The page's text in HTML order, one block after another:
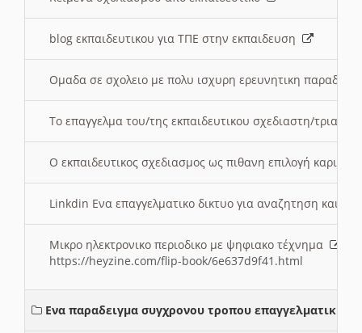
blog εκπαιδευτικου για ΤΠΕ στην εκπαιδευση
Ομαδα σε σχολειο με πολυ ισχυρη ερευνητικη
Το επαγγελμα του/της εκπαιδευτικου σχεδιαστη/τριας
Ο εκπαιδευτικος σχεδιασμος ως πιθανη επιλογή
Linkdin Ενα επαγγελματικο δικτυο για αναζητηση και
Μικρο ηλεκτρονικο περιοδικο με ψηφιακο τέχνημα
https://heyzine.com/flip-book/6e637d9f41.html
Ενα παραδειγμα συγχρονου τροπου επαγγελματικης